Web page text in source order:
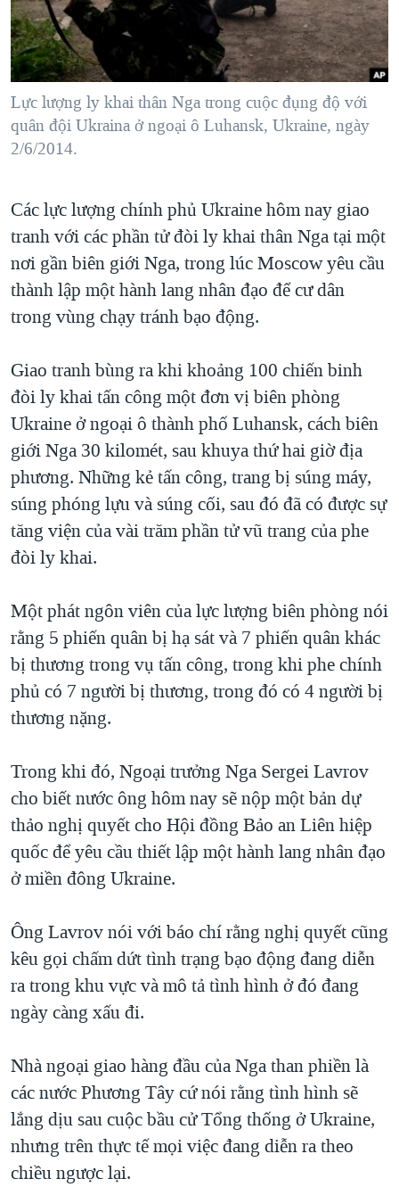
"Tìm"NGƯỜI VIỆT HẢI NGOẠI
ĐỜI SỐNG
KINH TẾ
KHOA HỌC
SỨC KHOẺ
THỂ THAO
GIÁO DỤC
TẠI
HÀNH TRÌNH BẦU CỬ 2024
MỘT NĂM CHIẾN TRANH TẠI DẢI GAZA
GIẢI MÃ VÀNH ĐAI & CON ĐƯỜNG
NGÀY TỊ NẠN THẾ GIỚI
CHI PHÍ CHIẾN TRANH AFGHANISTAN
CÁC GIÁ TRỊ CỘNG HÒA Ở VIỆT NAM
THƯỢNG ĐỈNH TRUMP-KIM TẠI VIỆT NAM
TRỊNH VĨNH BÌNH VS. CHÍNH PHỦ VIỆT NAM
BÊN KIA QUỐC LỘ: TIẾNG VỌNG TỪ NÔNG THÔN MỸ
QUAN HỆ VIỆT MỸ
VIDEO
NGHE
MẠNG XÃ HỘI
Lực lượng ly khai thân Nga trong cuộc đụng độ với
quân đội Ukraina ở ngoại ô Luhansk, Ukraine, ngày
2/6/2014.
Các lực lượng chính phủ Ukraine hôm nay giao
tranh với các phần tử đòi ly khai thân Nga tại một
nơi gần biên giới Nga, trong lúc Moscow yêu cầu
thành lập một hành lang nhân đạo để cư dân
trong vùng chạy tránh bạo động.
Giao tranh bùng ra khi khoảng 100 chiến binh
đòi ly khai tấn công một đơn vị biên phòng
Ukraine ở ngoại ô thành phố Luhansk, cách biên
giới Nga 30 kilomét, sau khuya thứ hai giờ địa
phương. Những kẻ tấn công, trang bị súng máy,
súng phóng lựu và súng cối, sau đó đã có được sự
tăng viện của vài trăm phần tử vũ trang của phe
đòi ly khai.
Một phát ngôn viên của lực lượng biên phòng nói
rằng 5 phiến quân bị hạ sát và 7 phiến quân khác
bị thương trong vụ tấn công, trong khi phe chính
phủ có 7 người bị thương, trong đó có 4 người bị
thương nặng.
Trong khi đó, Ngoại trưởng Nga Sergei Lavrov
cho biết nước ông hôm nay sẽ nộp một bản dự
thảo nghị quyết cho Hội đồng Bảo an Liên hiệp
quốc để yêu cầu thiết lập một hành lang nhân đạo
ở miền đông Ukraine.
Ông Lavrov nói với báo chí rằng nghị quyết cũng
kêu gọi chấm dứt tình trạng bạo động đang diễn
ra trong khu vực và mô tả tình hình ở đó đang
ngày càng xấu đi.
Nhà ngoại giao hàng đầu của Nga than phiền là
các nước Phương Tây cứ nói rằng tình hình sẽ
lắng dịu sau cuộc bầu cử Tổng thống ở Ukraine,
nhưng trên thực tế mọi việc đang diễn ra theo
chiều ngược lại.